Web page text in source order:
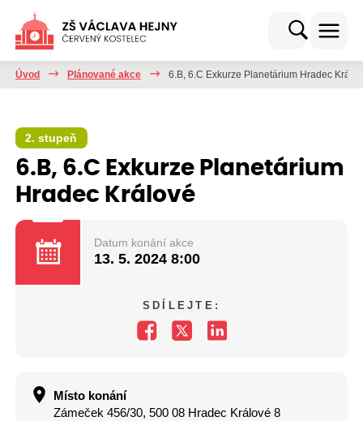
Úvod Plánované akce 6.B, 6.C Exkurze Planetárium Hradec
2. stupeň
6.B, 6.C Exkurze Planetárium
Hradec Králové
Datum konání akce
13. 5. 2024 8:00
SDÍLEJTE:
Místo konání
Zámeček 456/30, 500 08 Hradec Králové 8